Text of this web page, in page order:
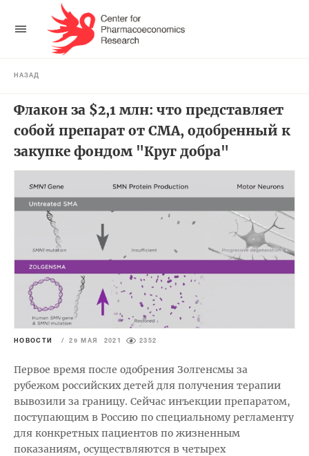
НАЗАД
Флакон за $2,1 млн: что представляет
собой препарат от СМА, одобренный к
закупке фондом "Круг добра"
НОВОСТИ / 29 МАЯ 2021 2352
Первое время после одобрения Золгенсмы за
рубежом российских детей для получения терапии
вывозили за границу. Сейчас инъекции препаратом,
поступающим в Россию по специальному регламенту
для конкретных пациентов по жизненным
показаниям, осуществляются в четырех